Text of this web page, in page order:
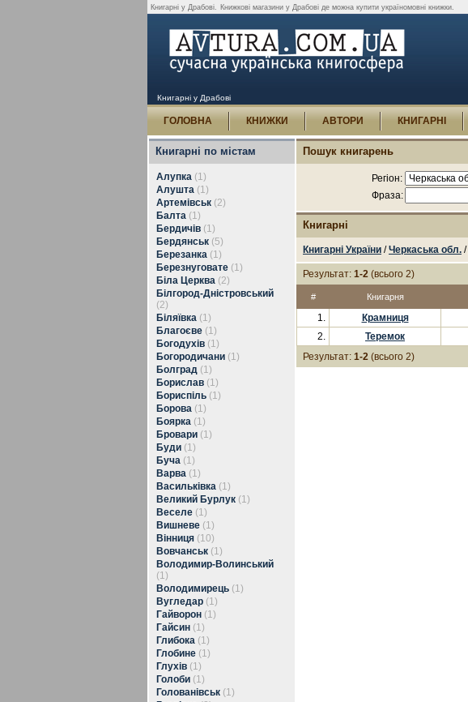
Книгарні у Драбові. Книжкові магазини у Драбові де можна купити україномовні книжки.
Книгарні у Драбові
ГОЛОВНА КНИЖКИ АВТОРИ КНИГАРНІ
Книгарні по містам
Алупка (1)
Алушта (1)
Артемівськ (2)
Балта (1)
Бердичів (1)
Бердянськ (5)
Березанка (1)
Березнуговате (1)
Біла Церква (2)
Білгород-Дністровський
(2)
Біляївка (1)
Благоєве (1)
Богодухів (1)
Богородичани (1)
Болград (1)
Борислав (1)
Бориспіль (1)
Борова (1)
Боярка (1)
Бровари (1)
Буди (1)
Буча (1)
Варва (1)
Васильківка (1)
Великий Бурлук (1)
Веселе (1)
Вишневе (1)
Вінниця (10)
Вовчанськ (1)
Володимир-Волинський
(1)
Володимирець (1)
Вугледар (1)
Гайворон (1)
Гайсин (1)
Глибока (1)
Глобине (1)
Глухів (1)
Голоби (1)
Голованівськ (1)
Пошук книгарень
Регіон:
Фраза:
Книгарні
Книгарні України /Черкаська обл. /
Результат: 1-2 (всього 2)
# Книгарня
1. Крамниця
2. Теремок
Результат: 1-2 (всього 2)